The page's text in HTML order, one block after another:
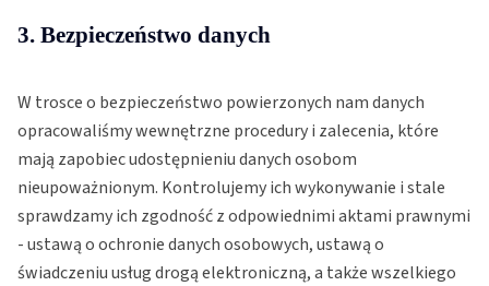
3. Bezpieczeństwo danych
W trosce o bezpieczeństwo powierzonych nam danych
opracowaliśmy wewnętrzne procedury i zalecenia, które
mają zapobiec udostępnieniu danych osobom
nieupoważnionym. Kontrolujemy ich wykonywanie i stale
sprawdzamy ich zgodność z odpowiednimi aktami prawnymi
- ustawą o ochronie danych osobowych, ustawą o
świadczeniu usług drogą elektroniczną, a także wszelkiego